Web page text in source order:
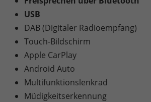
USB
DAB (Digitaler Radioempfang)
Touch-Bildschirm
Apple CarPlay
Android Auto
Multifunktionslenkrad
Müdigkeitserkennung